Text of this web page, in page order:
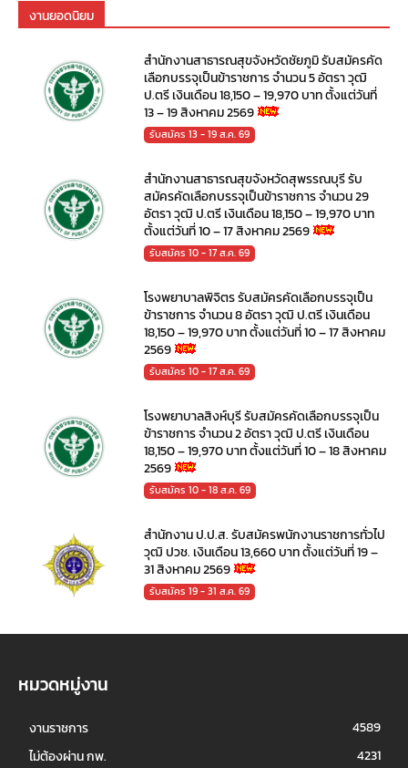
งานยอดนิยม
สำนักงานสาธารณสุขจังหวัดชัยภูมิ รับสมัครคัด
เลือกบรรจุเป็นข้าราชการ จำนวน 5 อัตรา วุฒิ
ป.ตรี เงินเดือน 18,150 – 19,970 บาท ตั้งแต่วันที่
13 – 19 สิงหาคม 2569
รับสมัคร 13 - 19 ส.ค. 69
สำนักงานสาธารณสุขจังหวัดสุพรรณบุรี รับ
สมัครคัดเลือกบรรจุเป็นข้าราชการ จำนวน 29
อัตรา วุฒิ ป.ตรี เงินเดือน 18,150 – 19,970 บาท
ตั้งแต่วันที่ 10 – 17 สิงหาคม 2569
รับสมัคร 10 - 17 ส.ค. 69
โรงพยาบาลพิจิตร รับสมัครคัดเลือกบรรจุเป็น
ข้าราชการ จำนวน 8 อัตรา วุฒิ ป.ตรี เงินเดือน
18,150 – 19,970 บาท ตั้งแต่วันที่ 10 – 17 สิงหาคม
2569
รับสมัคร 10 - 17 ส.ค. 69
โรงพยาบาลสิงห์บุรี รับสมัครคัดเลือกบรรจุเป็น
ข้าราชการ จำนวน 2 อัตรา วุฒิ ป.ตรี เงินเดือน
18,150 – 19,970 บาท ตั้งแต่วันที่ 10 – 18 สิงหาคม
2569
รับสมัคร 10 - 18 ส.ค. 69
สำนักงาน ป.ป.ส. รับสมัครพนักงานราชการทั่วไป
วุฒิ ปวช. เงินเดือน 13,660 บาท ตั้งแต่วันที่ 19 –
31 สิงหาคม 2569
รับสมัคร 19 - 31 ส.ค. 69
หมวดหมู่งาน
งานราชการ
4589
ไม่ต้องผ่าน กพ.
4231